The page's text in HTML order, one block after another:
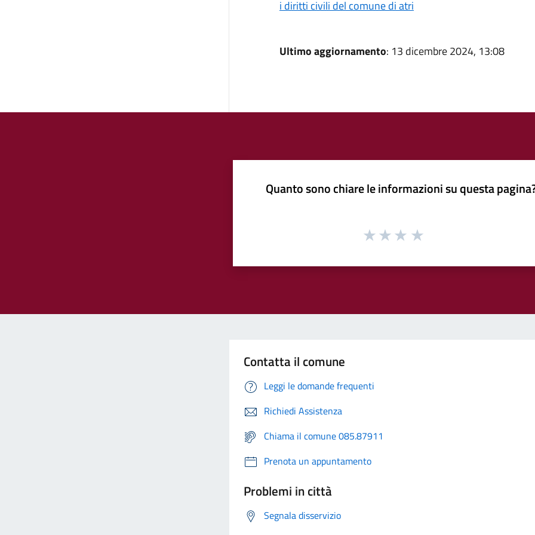
i diritti civili del comune di atri
Ultimo aggiornamento: 13 dicembre 2024, 13:08
Quanto sono chiare le informazioni su questa
Contatta il comune
Leggi le domande frequenti
Richiedi Assistenza
Chiama il comune 085.87911
Prenota un appuntamento
Problemi in città
Segnala disservizio